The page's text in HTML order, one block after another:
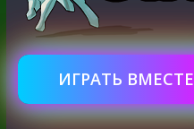
ИГРАТЬ ВМЕСТЕ